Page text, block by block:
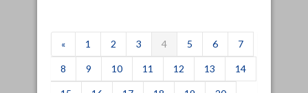
« 1 2 3 4 5 6 7
8 9 10 11 12 13 14